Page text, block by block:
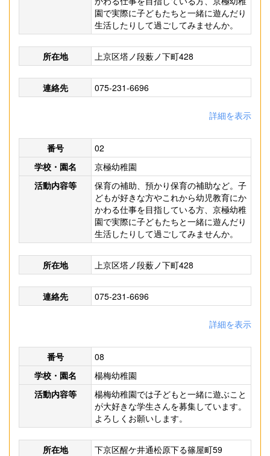
園で実際に子どもたちと一緒に遊んだり
生活したりして過ごしてみませんか。
所在地 上京区塔ノ段薮ノ下町428
連絡先 075-231-6696
詳細を表示
番号
02
学校・園名
京極幼稚園
活動内容等
保育の補助、預かり保育の補助など。子
どもが好きな方やこれから幼児教育にか
かわる仕事を目指している方、京極幼稚
園で実際に子どもたちと一緒に遊んだり
生活したりして過ごしてみませんか。
所在地 上京区塔ノ段薮ノ下町428
連絡先 075-231-6696
詳細を表示
番号
08
学校・園名
楊梅幼稚園
活動内容等
楊梅幼稚園では子どもと一緒に遊ぶこと
が大好きな学生さんを募集しています。
よろしくお願いします。
所在地 下京区醒ケ井通松原下る篠屋町59